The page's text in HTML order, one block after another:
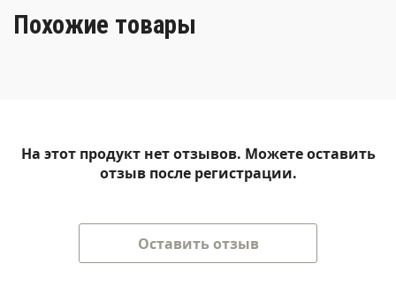
Похожие товары
На этот продукт нет отзывов. Можете оставить
отзыв после регистрации.
Оставить отзыв